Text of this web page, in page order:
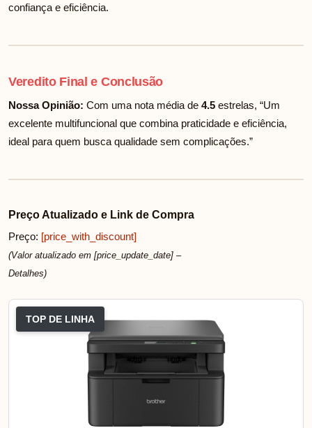
confiança e eficiência.
Veredito Final e Conclusão
Nossa Opinião: Com uma nota média de 4.5 estrelas, “Um
excelente multifuncional que combina praticidade e eficiência,
ideal para quem busca qualidade sem complicações.”
Preço Atualizado e Link de Compra
Preço: [price_with_discount]
(Valor atualizado em [price_update_date] –
Detalhes)
TOP DE LINHA